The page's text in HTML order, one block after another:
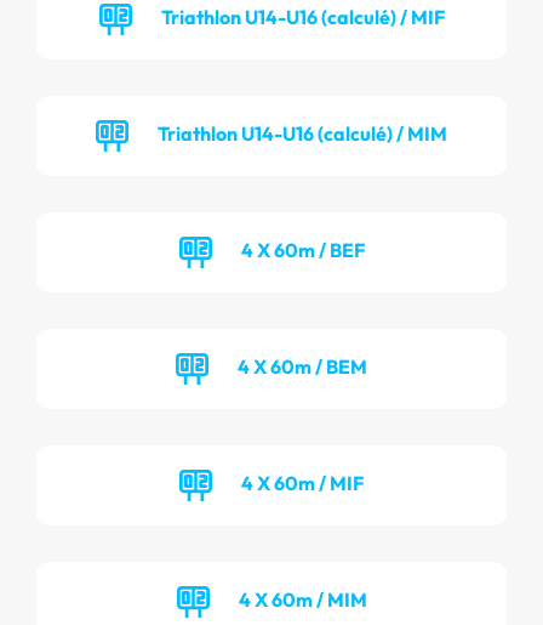
Triathlon U14-U16 (calculé) / MIF
Triathlon U14-U16 (calculé) / MIM
4 X 60m / BEF
4 X 60m / BEM
4 X 60m / MIF
4 X 60m / MIM